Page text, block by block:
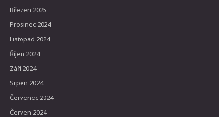
Březen 2025
Prosinec 2024
Listopad 2024
Říjen 2024
Září 2024
Srpen 2024
Červenec 2024
Červen 2024